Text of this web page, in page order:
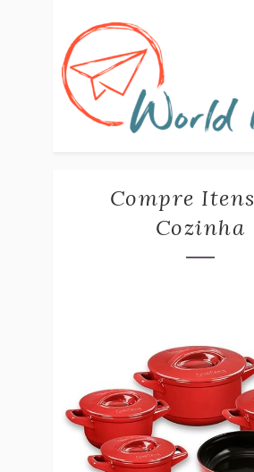
Compre
Cozinha